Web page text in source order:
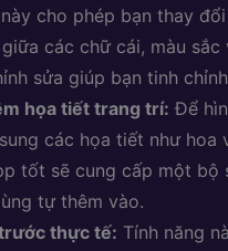
cho phép bạn thay
các chữ cái, màu
sửa giúp bạn tinh
họa tiết trang trí: Để
các họa tiết như hoa
tốt sẽ cung cấp một bộ
tự thêm vào.
thực tế: Tính năng